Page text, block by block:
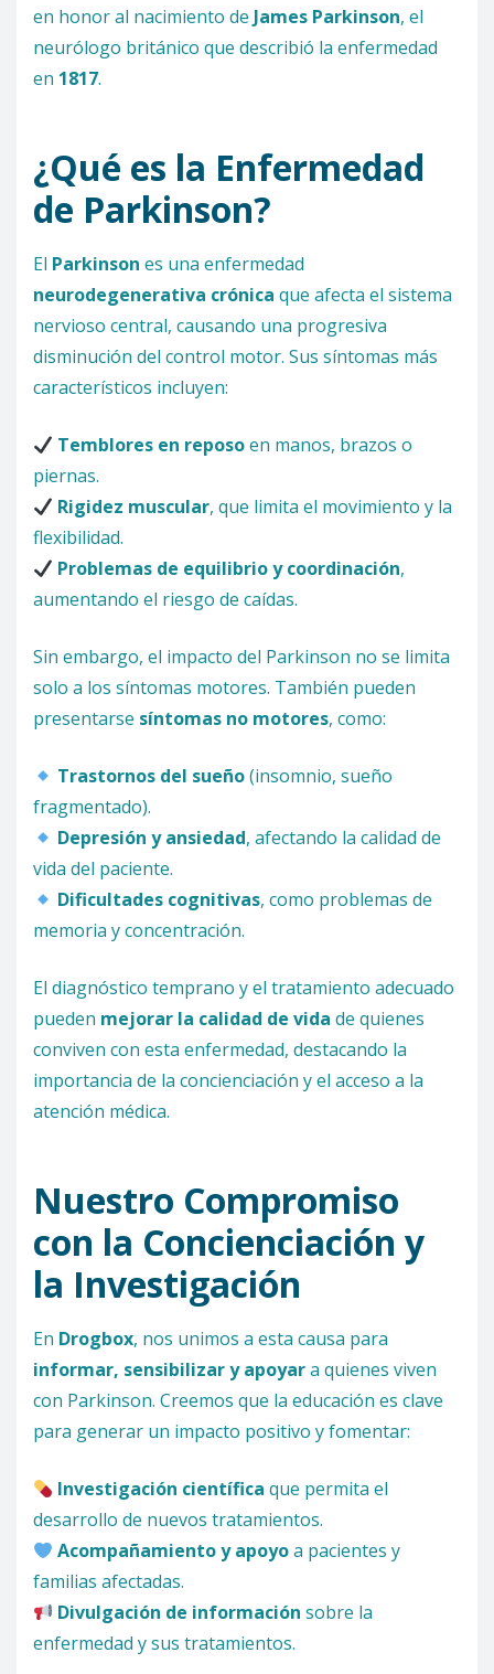
en honor al nacimiento de James Parkinson, el
neurólogo británico que describió la enfermedad
en 1817.
¿Qué es la Enfermedad
de Parkinson?
El Parkinson es una enfermedad
neurodegenerativa crónica que afecta el sistema
nervioso central, causando una progresiva
disminución del control motor. Sus síntomas más
característicos incluyen:
Temblores en reposoen manos, brazos o
piernas.
Rigidez muscular, que limita el movimiento y la
flexibilidad.
Problemas de equilibrio y coordinación,
aumentando el riesgo de caídas.
Sin embargo, el impacto del Parkinson no se limita
solo a los síntomas motores. También pueden
presentarse síntomas no motores, como:
Trastornos del sueño(insomnio, sueño
fragmentado).
Depresión y ansiedad, afectando la calidad de
vida del paciente.
Dificultades cognitivas, como problemas de
memoria y concentración.
El diagnóstico temprano y el tratamiento adecuado
pueden mejorar la calidad de vida de quienes
conviven con esta enfermedad, destacando la
importancia de la concienciación y el acceso a la
atención médica.
Nuestro Compromiso
con la Concienciación y
la Investigación
En Drogbox, nos unimos a esta causa para
informar, sensibilizar y apoyara quienes viven
con Parkinson. Creemos que la educación es clave
para generar un impacto positivo y fomentar:
Investigación científica que permita el
desarrollo de nuevos tratamientos.
Acompañamiento y apoyoa pacientes y
familias afectadas.
Divulgación de información sobre la
enfermedad y sus tratamientos.